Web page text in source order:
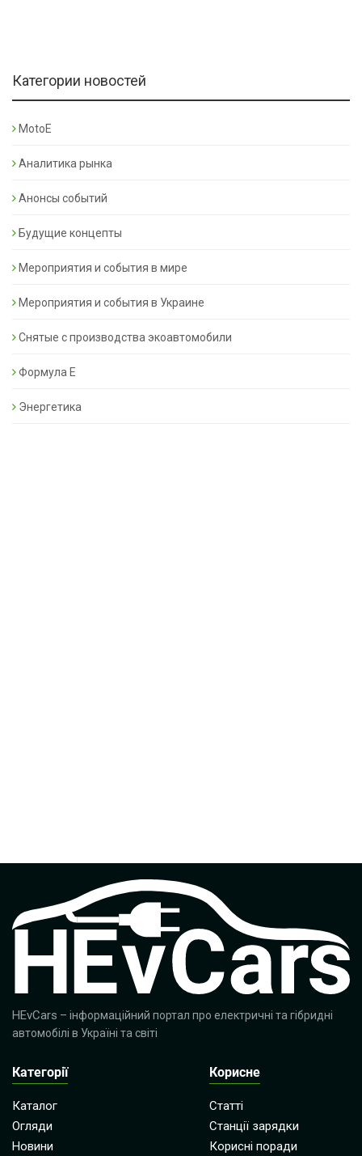
Категории новостей
MotoE
Аналитика рынка
Анонсы событий
Будущие концепты
Мероприятия и события в мире
Мероприятия и события в Украине
Снятые с производства экоавтомобили
Формула Е
Энергетика
HEvCars – інформаційний портал про електричні та гібридні
автомобілі в Україні та світі
Категорії
Каталог
Огляди
Новини
Корисне
Статті
Станції зарядки
Корисні поради